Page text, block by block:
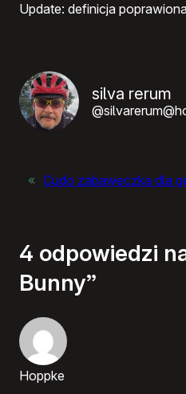
Update: definicja
silva rerum
« Cudo zabaweczka dla
4 odpowiedzi
Bunny”
Hoppke